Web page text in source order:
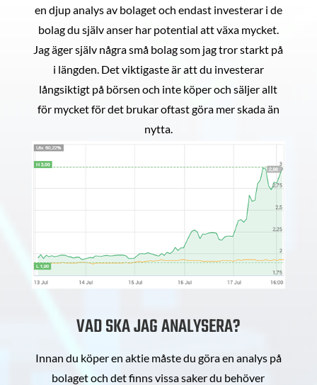
en djup analys av bolaget och endast investerar i de
bolag du själv anser har potential att växa mycket.
Jag äger själv några små bolag som jag tror starkt på
i längden. Det viktigaste är att du investerar
långsiktigt på börsen och inte köper och säljer allt
för mycket för det brukar oftast göra mer skada än
nytta.
VAD SKA JAG ANALYSERA?
Innan du köper en aktie måste du göra en analys på
bolaget och det finns vissa saker du behöver